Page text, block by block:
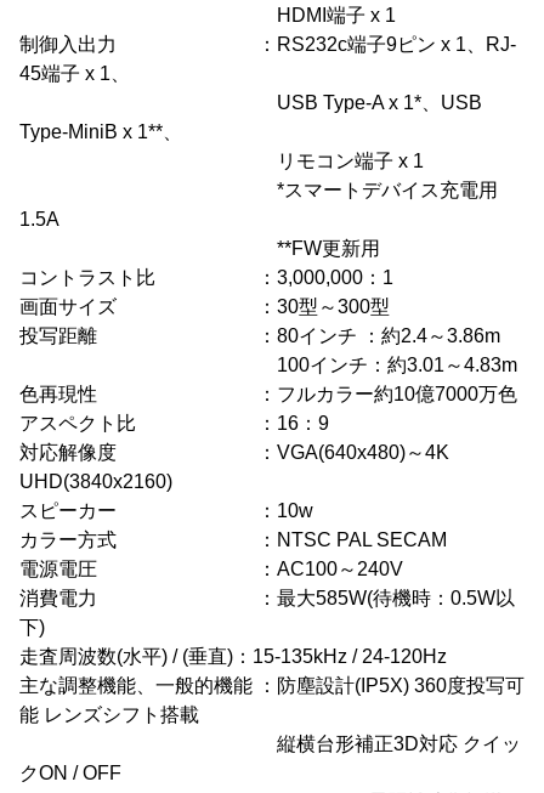
HDMI端子 x 1
制御入出力 ：RS232c端子9ピン x 1、RJ-
45端子 x 1、
USB Type-A x 1*、USB
Type-MiniB x 1**、
リモコン端子 x 1
*スマートデバイス充電用
1.5A
**FW更新用
コントラスト比 ：3,000,000：1
画面サイズ ：30型～300型
投写距離 ：80インチ ：約2.4～3.86m
100インチ：約3.01～4.83m
色再現性 ：フルカラー約10億7000万色
アスペクト比 ：16：9
対応解像度 ：VGA(640x480)～4K
UHD(3840x2160)
スピーカー ：10w
カラー方式 ：NTSC PAL SECAM
電源電圧 ：AC100～240V
消費電力 ：最大585W(待機時：0.5W以
下)
走査周波数(水平) / (垂直)：15-135kHz / 24-120Hz
主な調整機能、一般的機能 ：防塵設計(IP5X) 360度投写可
能 レンズシフト搭載
縦横台形補正3D対応 クイッ
クON / OFF